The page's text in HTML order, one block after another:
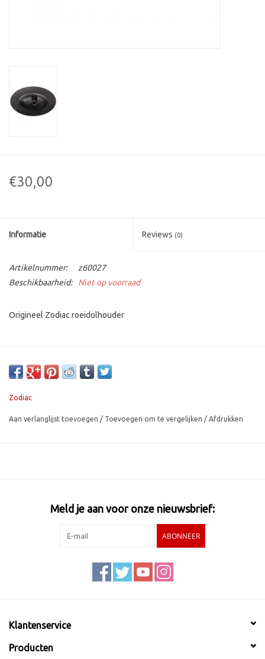
€30,00
Informatie Reviews (0)
Artikelnummer:
z60027
Beschikbaarheid:
Niet op voorraad
Origineel Zodiac roeidolhouder
Zodiac
Aan verlanglijst toevoegen / Toevoegen om te vergelijken / Afdrukken
Meld je aan voor onze nieuwsbrief:
ABONNEER
Klantenservice
Producten